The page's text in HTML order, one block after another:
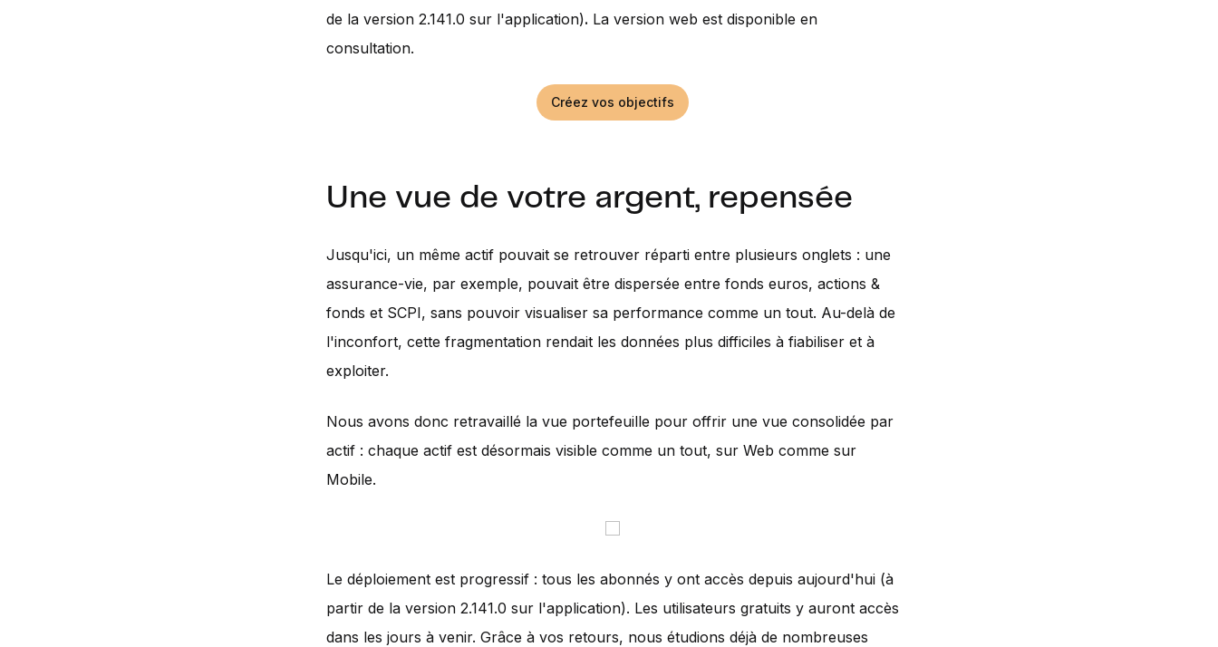
de la version 2.141.0 sur l'application). La version web est disponible en
consultation.
Créez vos objectifs
Une vue de votre argent, repensée
Jusqu'ici, un même actif pouvait se retrouver réparti entre plusieurs onglets : une
assurance-vie, par exemple, pouvait être dispersée entre fonds euros, actions &
fonds et SCPI, sans pouvoir visualiser sa performance comme un tout. Au-delà de
l'inconfort, cette fragmentation rendait les données plus difficiles à fiabiliser et à
exploiter.
Nous avons donc retravaillé la vue portefeuille pour offrir une vue consolidée par
actif : chaque actif est désormais visible comme un tout, sur Web comme sur
Mobile.
Le déploiement est progressif : tous les abonnés y ont accès depuis aujourd'hui (à
partir de la version 2.141.0 sur l'application). Les utilisateurs gratuits y auront accès
dans les jours à venir. Grâce à vos retours, nous étudions déjà de nombreuses